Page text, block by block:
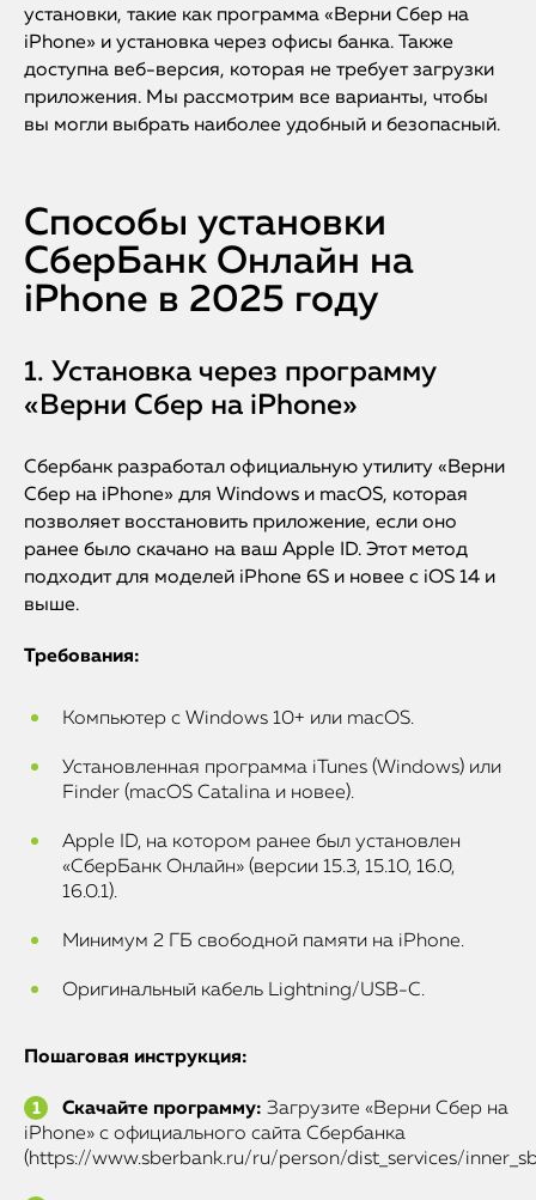
установки, такие как программа «Верни Сбер на
iPhone» и установка через офисы банка. Также
доступна веб-версия, которая не требует загрузки
приложения. Мы рассмотрим все варианты, чтобы
вы могли выбрать наиболее удобный и безопасный.
Способы установки
СберБанк Онлайн на
iPhone в 2025 году
1. Установка через программу
«Верни Сбер на iPhone»
Сбербанк разработал официальную утилиту «Верни
Сбер на iPhone» для Windows и macOS, которая
позволяет восстановить приложение, если оно
ранее было скачано на ваш Apple ID. Этот метод
подходит для моделей iPhone 6S и новее с iOS 14 и
выше.
Требования:
Компьютер с Windows 10+ или macOS.
Установленная программа iTunes (Windows) или
Finder (macOS Catalina и новее).
Apple ID, на котором ранее был установлен
«СберБанк Онлайн» (версии 15.3, 15.10, 16.0,
16.0.1).
Минимум 2 ГБ свободной памяти на iPhone.
Оригинальный кабель Lightning/USB-C.
Пошаговая инструкция:
Скачайте программу: Загрузите «Верни Сбер на
iPhone» с официального сайта Сбербанка
(https://www.sberbank.ru/ru/person/dist_services/